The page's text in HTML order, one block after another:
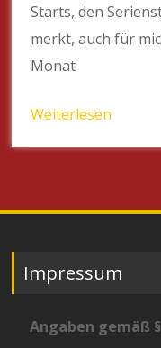
Starts, den
merkt, auch für
Monat
Weiterlesen
Impressum
Angaben gemäß